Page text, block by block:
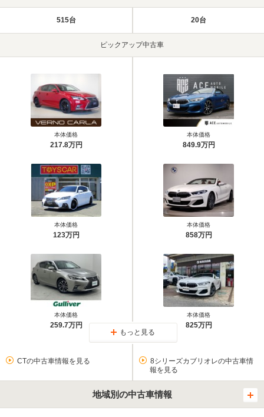
515台 20台
ピックアップ中古車
本体価格
217.8万円
本体価格
123万円
本体価格
259.7万円
本体価格
849.9万円
本体価格
858万円
本体価格
825万円
もっと見る
CTの中古車情報を見る
8シリーズカブリオレの中古車情
報を見る
地域別の中古車情報